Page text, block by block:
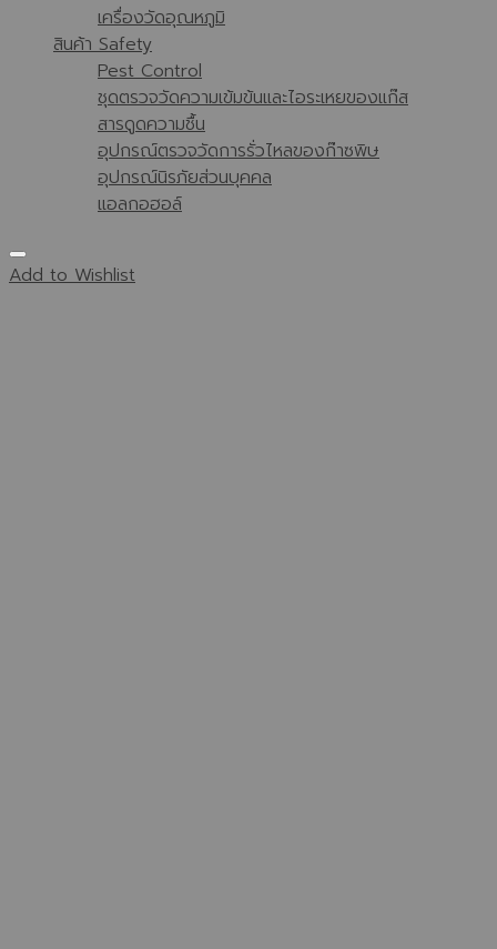
เครื่องวัดอุณหภูมิ
สินค้า Safety
Pest Control
ชุดตรวจวัดความเข้มข้นและไอระเหยของแก๊ส
สารดูดความชื้น
อุปกรณ์ตรวจวัดการรั่วไหลของก๊าซพิษ
อุปกรณ์นิรภัยส่วนบุคคล
แอลกอฮอล์
Add to Wishlist